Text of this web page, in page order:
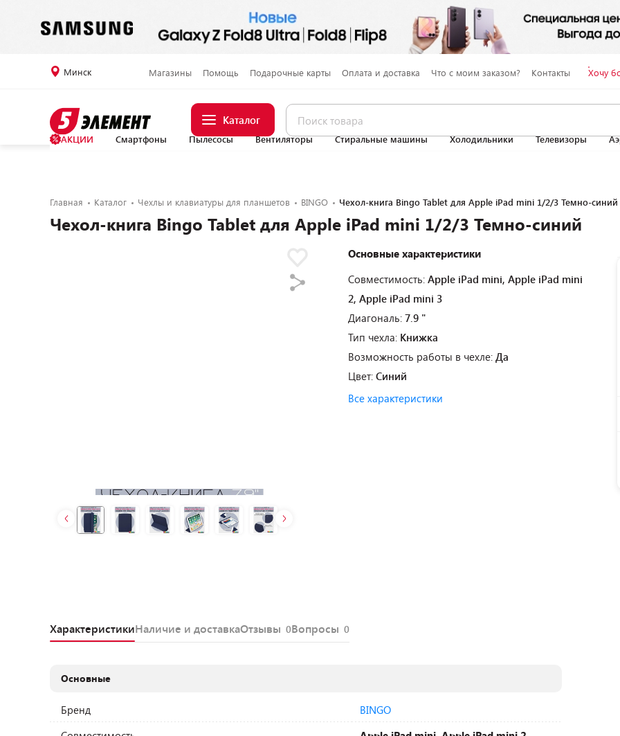
Минск Магазины Помощь Подарочные карты Оплата и доставка Что с моим заказом? Контакты Хочу
Каталог
АКЦИИ Смартфоны Пылесосы Вентиляторы Стиральные машины Холодильники Телевизоры
Главная Каталог Чехлы и клавиатуры для планшетов BINGO Чехол-книга Bingo Tablet для Apple iPad mini 1/2/3 Темно-синий
Чехол-книга Bingo Tablet для Apple iPad mini 1/2/3 Темно-синий
Основные характеристики
Совместимость: Apple iPad mini, Apple iPad mini
2, Apple iPad mini 3
Диагональ: 7.9 "
Тип чехла: Книжка
Возможность работы в чехле: Да
Цвет: Синий
Все характеристики
ХарактеристикиНаличие и доставкаОтзывы 0Вопросы 0
Основные
Бренд
BINGO